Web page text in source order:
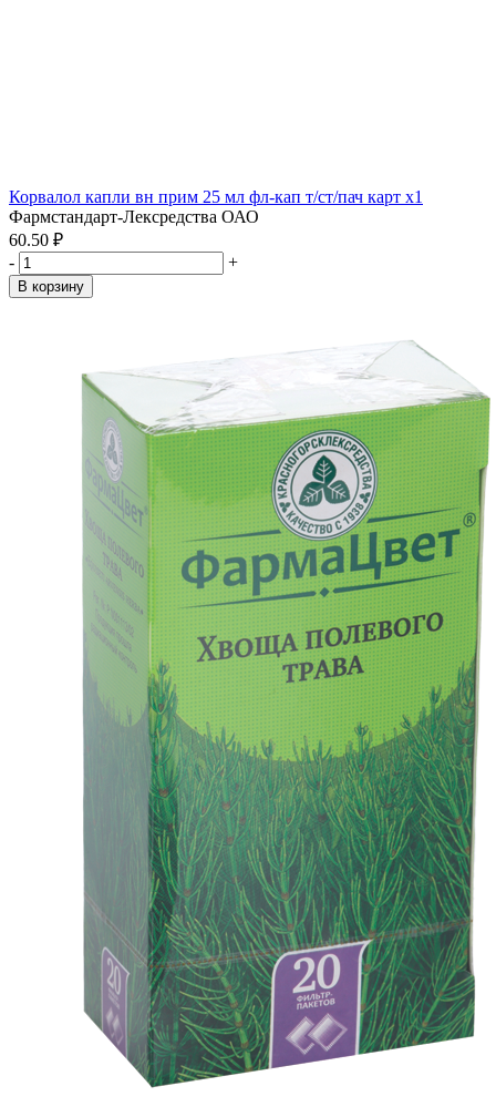
Корвалол капли вн прим 25 мл фл-кап т/ст/пач карт x1
Фармстандарт-Лексредства ОАО
60.50 ₽
-
+
В корзину